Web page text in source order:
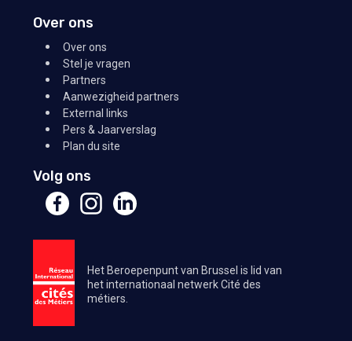
Over ons
Over ons
Stel je vragen
Partners
Aanwezigheid partners
External links
Pers & Jaarverslag
Plan du site
Volg ons
Het Beroepenpunt van Brussel is lid van
het internationaal netwerk Cité des
métiers.